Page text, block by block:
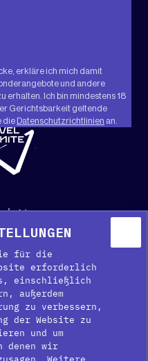
erkläre ich mich damit
und andere
erhalten. Ich bin mindestens 18
Gerichtsbarkeit geltende
die Datenschutzrichtlinien an.
"
für die
erforderlich
einschließlich
außerdem
zu verbessern,
der Website zu
und um
denen wir